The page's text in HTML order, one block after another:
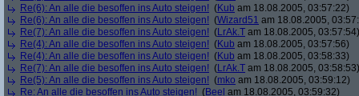
Re(6): An alle die besoffen ins Auto steigen! (Kub am 18.08.2005, 03:57:22)
Re(6): An alle die besoffen ins Auto steigen! (Wizard51 am 18.08.2005,
Re(7): An alle die besoffen ins Auto steigen! (LrAk.T am 18.08.2005, 03:57:54)
Re(4): An alle die besoffen ins Auto steigen! (Kub am 18.08.2005, 03:57:56)
Re(4): An alle die besoffen ins Auto steigen! (Kub am 18.08.2005, 03:58:33)
Re(7): An alle die besoffen ins Auto steigen! (LrAk.T am 18.08.2005, 03:58:53)
Re(5): An alle die besoffen ins Auto steigen! (mko am 18.08.2005, 03:59:12)
Re: An alle die besoffen ins Auto steigen! (Beel am 18.08.2005, 03:59:32)